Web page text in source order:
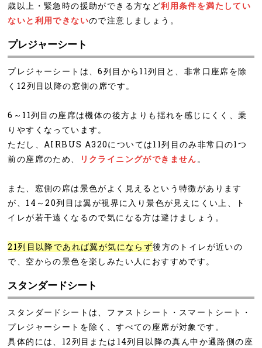
歳以上・緊急時の援助ができる方など利用条件を満たしてい
ないと利用できないので注意しましょう。
プレジャーシート
プレジャーシートは、6列目から11列目と、非常口座席を除
く12列目以降の窓側の席です。
6～11列目の座席は機体の後方よりも揺れを感じにくく、乗
りやすくなっています。
ただし、AIRBUS A320については11列目のみ非常口の1つ
前の座席のため、
リクライニングができません。
また、窓側の席は景色がよく見えるという特徴があります
が、14～20列目は翼が視界に入り景色が見えにくい上、ト
イレが若干遠くなるので気になる方は避けましょう。
21列目以降であれば翼が気にならず後方のトイレが近いの
で、空からの景色を楽しみたい人におすすめです。
スタンダードシート
スタンダードシートは、ファストシート・スマートシート・
プレジャーシートを除く、すべての座席が対象です。
具体的には、12列目または14列目以降の真ん中か通路側の座